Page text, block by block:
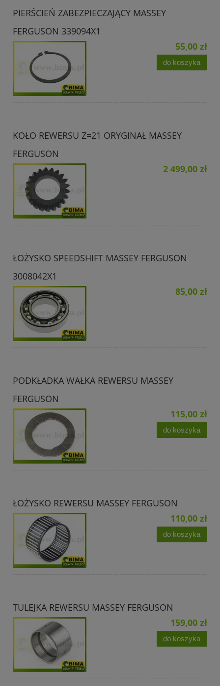
PIERŚCIEŃ ZABEZPIECZAJĄCY MASSEY
FERGUSON 339094X1
55,00 zł
do koszyka
KOŁO REWERSU Z=21 ORYGINAŁ MASSEY
FERGUSON
2 499,00 zł
ŁOŻYSKO SPEEDSHIFT MASSEY FERGUSON
3008042X1
85,00 zł
PODKŁADKA WAŁKA REWERSU MASSEY
FERGUSON
115,00 zł
do koszyka
ŁOŻYSKO REWERSU MASSEY FERGUSON
110,00 zł
do koszyka
TULEJKA REWERSU MASSEY FERGUSON
159,00 zł
do koszyka